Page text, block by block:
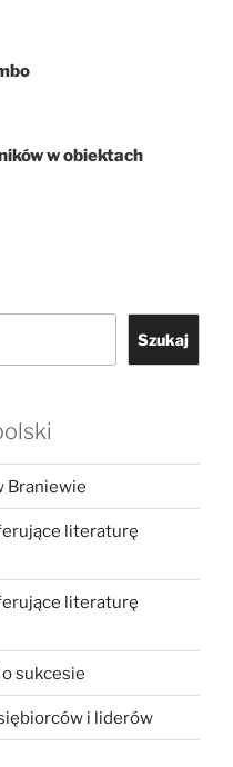
w obiektach
Szukaj
Braniewie
literaturę
literaturę
sukcesie
i liderów